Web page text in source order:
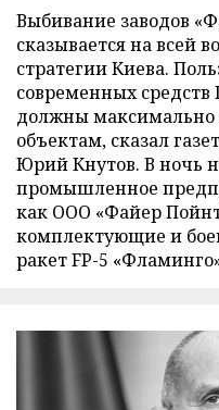
Выбивание заводов
сказывается на всей
стратегии Киева.
современных
должны
объектам, сказал
Юрий Кнутов. В ночь
промышленное
как ООО «Файер
комплектующие и
ракет FP-5